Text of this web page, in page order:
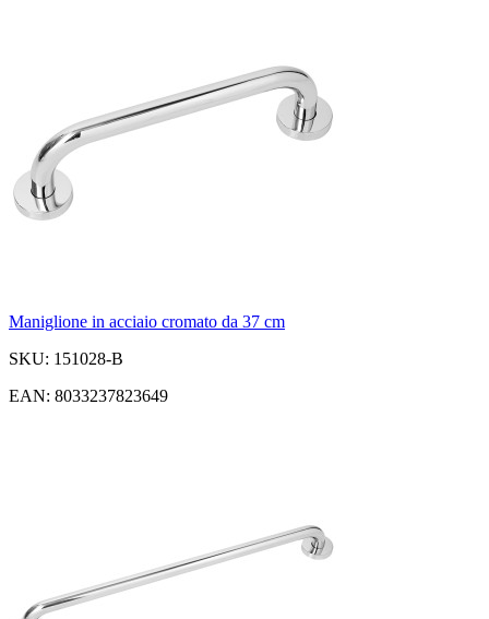
Maniglione in acciaio cromato da 37 cm
SKU: 151028-B
EAN: 8033237823649